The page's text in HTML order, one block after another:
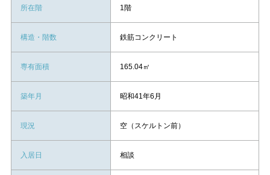
所在階 1階
構造・階数 鉄筋コンクリート
専有面積 165.04㎡
築年月 昭和41年6月
現況 空（スケルトン前）
入居日 相談